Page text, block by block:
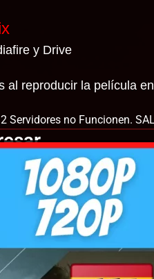
y Drive
al reproducir la película
no Funcionen.